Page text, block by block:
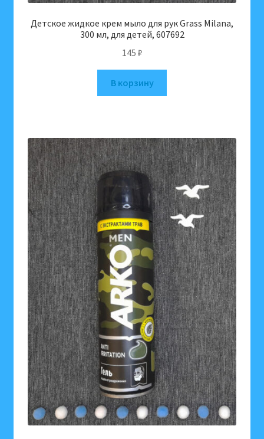
Детское жидкое крем мыло для рук Grass Milana,
300 мл, для детей, 607692
145 ₽
В корзину